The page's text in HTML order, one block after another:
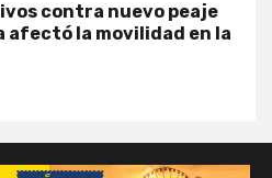
contra nuevo peaje
afectó la movilidad en la